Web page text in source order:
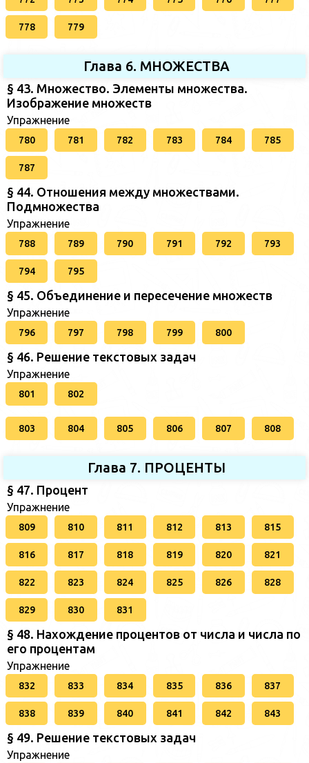
778 779
Глава 6. МНОЖЕСТВА
§ 43. Множество. Элементы множества.
Изображение множеств
Упражнение
780 781 782 783 784 785
787
§ 44. Отношения между множествами.
Подмножества
Упражнение
788 789 790 791 792 793
794 795
§ 45. Объединение и пересечение множеств
Упражнение
796 797 798 799 800
§ 46. Решение текстовых задач
Упражнение
801 802
803 804 805 806 807 808
Глава 7. ПРОЦЕНТЫ
§ 47. Процент
Упражнение
809 810 811 812 813 815
816 817 818 819 820 821
822 823 824 825 826 828
829 830 831
§ 48. Нахождение процентов от числа и числа по
его процентам
Упражнение
832 833 834 835 836 837
838 839 840 841 842 843
§ 49. Решение текстовых задач
Упражнение